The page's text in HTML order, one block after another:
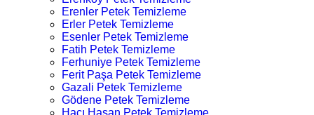
Erenler Petek Temizleme
Erler Petek Temizleme
Esenler Petek Temizleme
Fatih Petek Temizleme
Ferhuniye Petek Temizleme
Ferit Paşa Petek Temizleme
Gazali Petek Temizleme
Gödene Petek Temizleme